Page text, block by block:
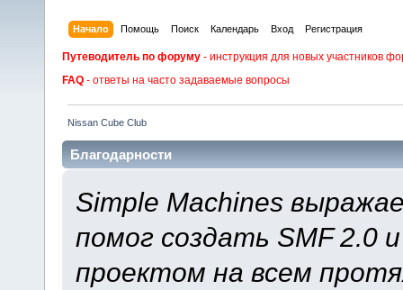
Начало Помощь Поиск Календарь Вход Регистрация
Путеводитель по форуму - инструкция для новых участников
FAQ - ответы на часто задаваемые вопросы
Nissan Cube Club
Благодарности
Simple Machines
помог создать SMF 2.0
проектом на всем